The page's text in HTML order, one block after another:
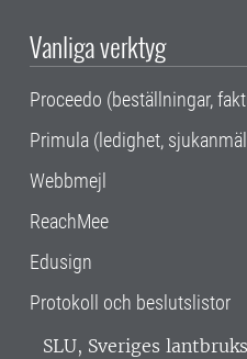
Vanliga verktyg
Proceedo (beställningar,
Primula (ledighet,
Webbmejl
ReachMee
Edusign
Protokoll och beslutslistor
SLU, Sveriges